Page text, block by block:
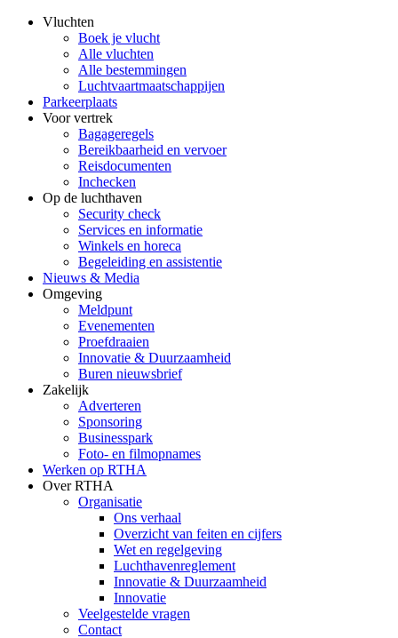
Vluchten
Boek je vlucht
Alle vluchten
Alle bestemmingen
Luchtvaartmaatschappijen
Parkeerplaats
Voor vertrek
Bagageregels
Bereikbaarheid en vervoer
Reisdocumenten
Inchecken
Op de luchthaven
Security check
Services en informatie
Winkels en horeca
Begeleiding en assistentie
Nieuws & Media
Omgeving
Meldpunt
Evenementen
Proefdraaien
Innovatie & Duurzaamheid
Buren nieuwsbrief
Zakelijk
Adverteren
Sponsoring
Businesspark
Foto- en filmopnames
Werken op RTHA
Over RTHA
Organisatie
Ons verhaal
Overzicht van feiten en cijfers
Wet en regelgeving
Luchthavenreglement
Innovatie & Duurzaamheid
Innovatie
Veelgestelde vragen
Contact